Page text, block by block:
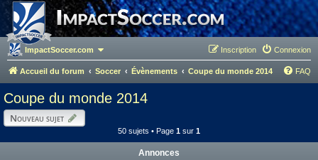
ImpactSoccer.com Connexion
Inscription
Accueil du forum Soccer Évènements Coupe du monde 2014 FAQ
Coupe du monde 2014
Nouveau sujet
50 sujets • Page 1 sur 1
Annonces